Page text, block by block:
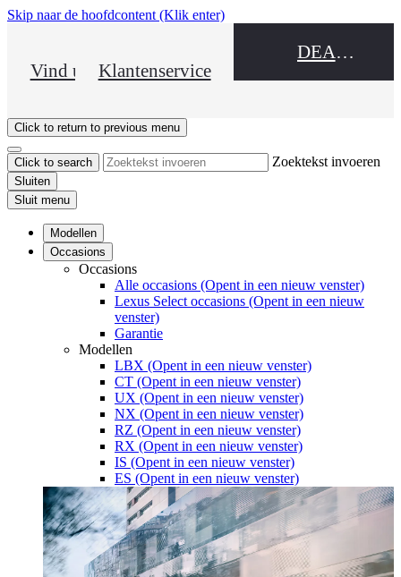
Skip naar de hoofdcontent (Klik enter)
Vind uw dealerKlantenservice
DEALER NAME
Click to return to previous menu
Click to search Zoektekst invoeren
Sluiten
Sluit menu
Modellen
Occasions
Occasions
Alle occasions (Opent in een nieuw venster)
Lexus Select occasions (Opent in een nieuw
venster)
Garantie
Modellen
LBX (Opent in een nieuw venster)
CT (Opent in een nieuw venster)
UX (Opent in een nieuw venster)
NX (Opent in een nieuw venster)
RZ (Opent in een nieuw venster)
RX (Opent in een nieuw venster)
IS (Opent in een nieuw venster)
ES (Opent in een nieuw venster)